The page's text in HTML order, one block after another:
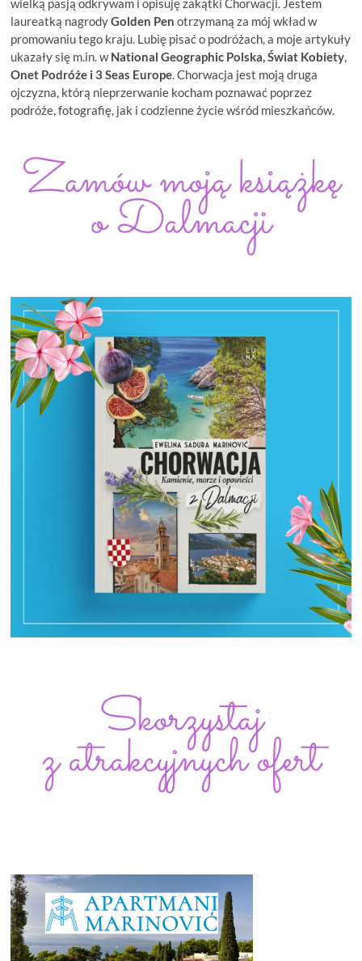
wielką pasją odkrywam i opisuję zakątki Chorwacji. Jestem
laureatką nagrodyGolden Penotrzymaną za mój wkład w
promowaniu tego kraju. Lubię pisać o podróżach, a moje artykuły
ukazały się m.in. wNational Geographic Polska, Świat Kobiety,
Onet Podróże i 3 Seas Europe. Chorwacja jest moją druga
ojczyzna, którą nieprzerwanie kocham poznawać poprzez
podróże, fotografię, jak i codzienne życie wśród mieszkańców.